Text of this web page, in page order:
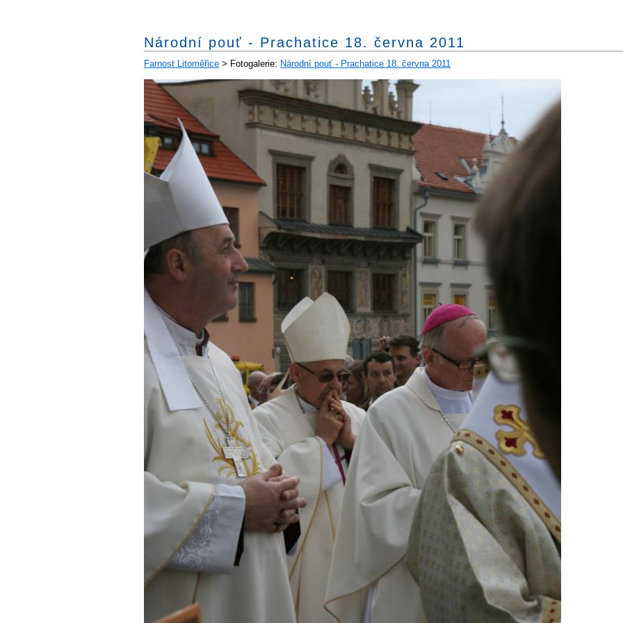
Národní pouť - Prachatice 18. června 2011
Farnost Litoměřice > Fotogalerie: Národní pouť - Prachatice 18. června 2011